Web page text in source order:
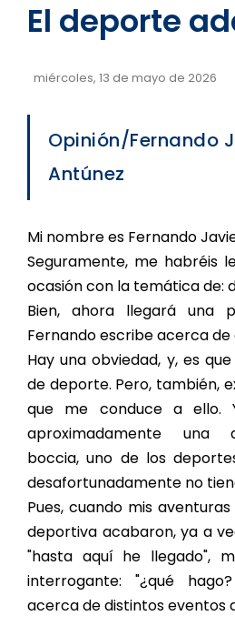
El deporte
miércoles, 13 de mayo de 2026
Opinión/Fernando
Antúnez
Mi nombre es Fernando
Seguramente, me habréis
ocasión con la temática de:
Bien, ahora llegará una
Fernando escribe acerca
Hay una obviedad, y, es
de deporte. Pero, también,
que me conduce a ello.
aproximadamente una
boccia, uno de los
desafortunadamente no
Pues, cuando mis
deportiva acabaron, ya a
"hasta aquí he llegado",
interrogante: "¿qué
acerca de distintos eventos